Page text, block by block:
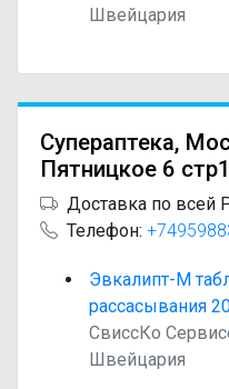
Швейцария
Супераптека,
Пятницкое 6 стр1
Доставка по всей
Телефон:
Эвкалипт-М
рассасывания
СвиссКо
Швейцария